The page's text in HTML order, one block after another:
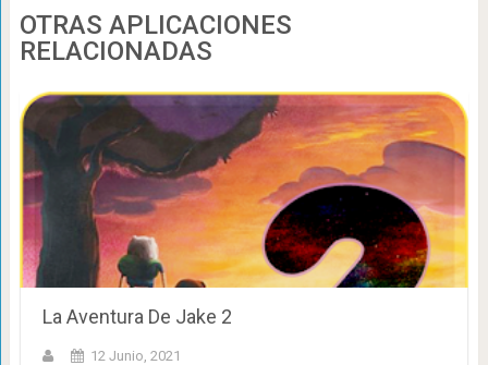
OTRAS APLICACIONES
RELACIONADAS
La Aventura De Jake 2
12 Junio, 2021